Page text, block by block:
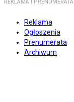
REKLAMA I PRENUMERATA
Reklama
Ogłoszenia
Prenumerata
Archiwum